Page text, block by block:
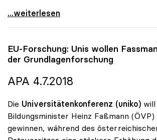
Blimlinger: „Regionaler BIP-Anteil ist für
...weiterlesen
EU-Forschung: Unis wollen
der Grundlagenforschung
APA 4.7.2018
Die Universitätenkonferenz (uniko) will
Bildungsminister Heinz Faßmann
gewinnen, während des